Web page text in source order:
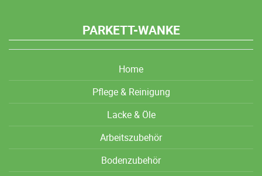
PARKETT-WANKE
Home
Pflege & Reinigung
Lacke & Öle
Arbeitszubehör
Bodenzubehör